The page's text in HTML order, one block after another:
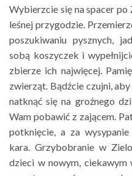
Wybierzcie się na spacer po
leśnej przygodzie.
poszukiwaniu pysznych,
sobą koszyczek i
zbierze ich najwięcej.
zwierząt. Bądźcie czujni,
natknąć się na groźnego
Wam pobawić z zającem.
potknięcie, a za
kara. Grzybobranie w
dzieci w nowym, ciekawym